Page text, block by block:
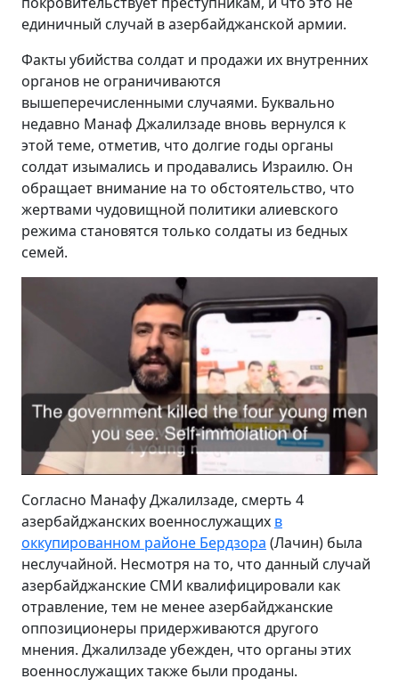
единичный случай в азербайджанской армии.
Факты убийства солдат и продажи их внутренних
органов не ограничиваются
вышеперечисленными случаями. Буквально
недавно Манаф Джалилзаде вновь вернулся к
этой теме, отметив, что долгие годы органы
солдат изымались и продавались Израилю. Он
обращает внимание на то обстоятельство, что
жертвами чудовищной политики алиевского
режима становятся только солдаты из бедных
семей.
Согласно Манафу Джалилзаде, смерть 4
азербайджанских военнослужащих в
оккупированном районе Бердзора (Лачин) была
неслучайной. Несмотря на то, что данный случай
азербайджанские СМИ квалифицировали как
отравление, тем не менее азербайджанские
оппозиционеры придерживаются другого
мнения. Джалилзаде убежден, что органы этих
военнослужащих также были проданы.